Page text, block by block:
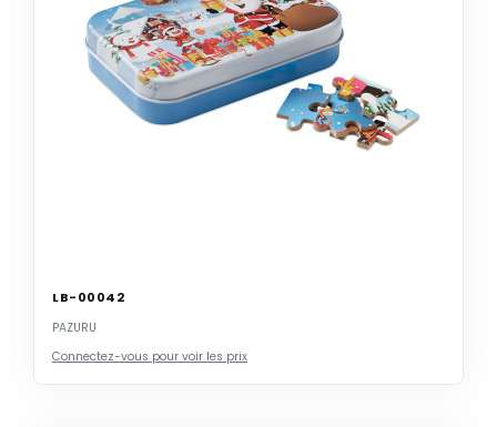
LB-00042
PAZURU
Connectez-vous pour voir les prix